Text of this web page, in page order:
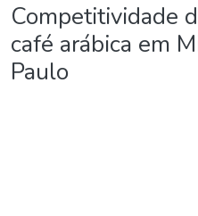
Competitividade
café arábica em
Paulo